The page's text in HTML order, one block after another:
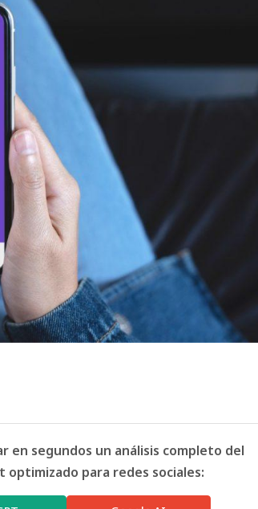
en segundos un análisis completo del
para redes sociales: